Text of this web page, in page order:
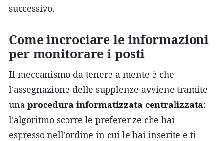
successivo.
Come incrociare le informazioni
per monitorare i posti
Il meccanismo da tenere a mente è che
l'assegnazione delle supplenze avviene tramite
una procedura informatizzata centralizzata:
l'algoritmo scorre le preferenze che hai
espresso nell'ordine in cui le hai inserite e ti